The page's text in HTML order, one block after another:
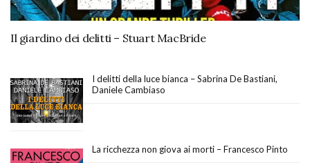
Il giardino dei delitti – Stuart MacBride
I delitti della luce bianca – Sabrina De Bastiani,
Daniele Cambiaso
La ricchezza non giova ai morti – Francesco Pinto